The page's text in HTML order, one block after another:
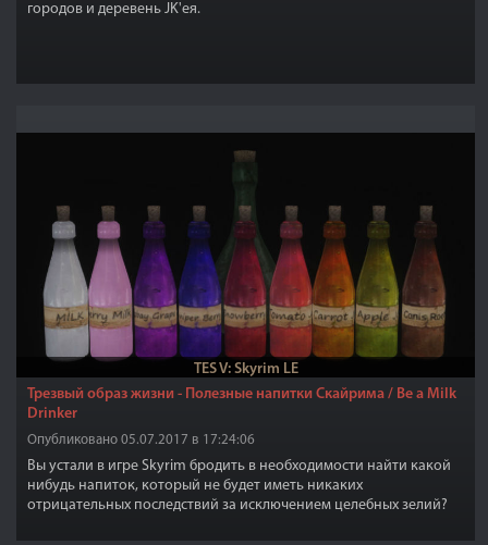
городов и деревень JK'ея.
TES V: Skyrim LE
Трезвый образ жизни - Полезные напитки Скайрима / Be a Milk
Drinker
Опубликовано 05.07.2017 в 17:24:06
Вы устали в игре Skyrim бродить в необходимости найти какой
нибудь напиток, который не будет иметь никаких
отрицательных последствий за исключением целебных зелий?